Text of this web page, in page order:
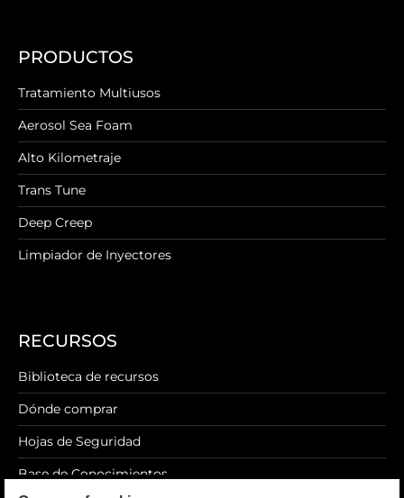
PRODUCTOS
Tratamiento Multiusos
Aerosol Sea Foam
Alto Kilometraje
Trans Tune
Deep Creep
Limpiador de Inyectores
RECURSOS
Biblioteca de recursos
Dónde comprar
Hojas de Seguridad
Base de Conocimientos